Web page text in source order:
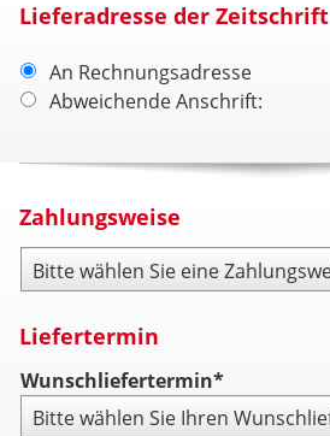
Lieferadresse der Zeitschrift
An Rechnungsadresse
Abweichende Anschrift:
Zahlungsweise
Zahlungsweise
Liefertermin
Wunschliefertermin*